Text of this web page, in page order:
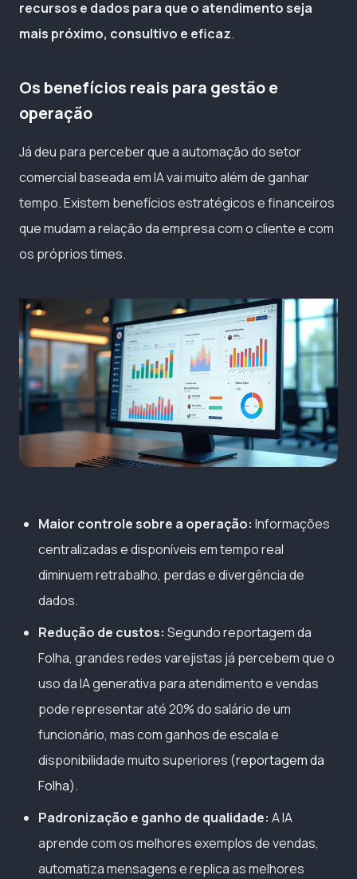
recursos e dados para que o atendimento seja
mais próximo, consultivo e eficaz.
Os benefícios reais para gestão e
operação
Já deu para perceber que a automação do setor
comercial baseada em IA vai muito além de ganhar
tempo. Existem benefícios estratégicos e financeiros
que mudam a relação da empresa com o cliente e com
os próprios times.
Maior controle sobre a operação: Informações
centralizadas e disponíveis em tempo real
diminuem retrabalho, perdas e divergência de
dados.
Redução de custos: Segundo reportagem da
Folha, grandes redes varejistas já percebem que o
uso da IA generativa para atendimento e vendas
pode representar até 20% do salário de um
funcionário, mas com ganhos de escala e
disponibilidade muito superiores (reportagem da
Folha).
Padronização e ganho de qualidade: A IA
aprende com os melhores exemplos de vendas,
automatiza mensagens e replica as melhores